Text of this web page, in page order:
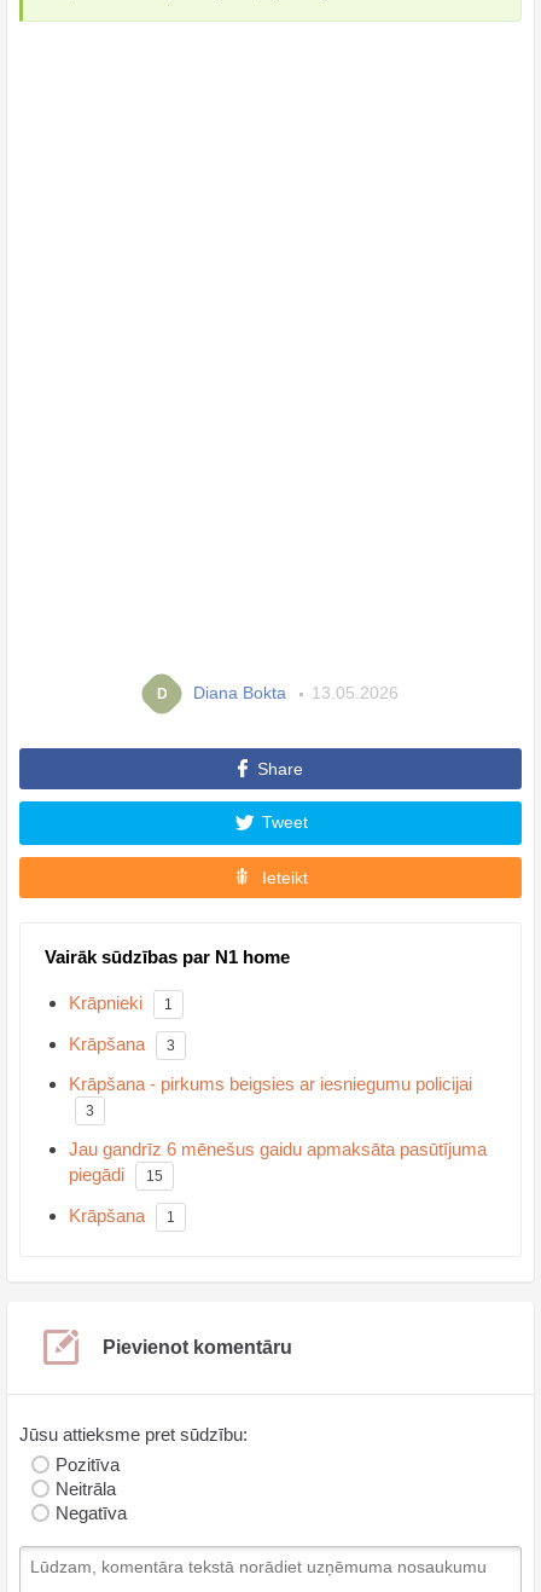
D Diana Bokta 13.05.2026
Share
Tweet
Ieteikt
Vairāk sūdzības par N1 home
Krāpnieki 1
Krāpšana 3
Krāpšana - pirkums beigsies ar iesniegumu policijai
3
Jau gandrīz 6 mēnešus gaidu apmaksāta pasūtījuma
piegādi
15
Krāpšana 1
Pievienot komentāru
Jūsu attieksme pret sūdzību:
Pozitīva
Neitrāla
Negatīva